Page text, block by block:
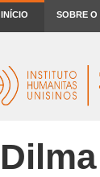
INÍCIO SOBRE O